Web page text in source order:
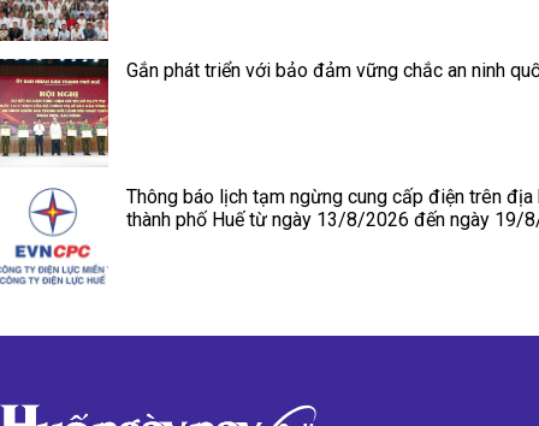
Gắn phát triển với bảo đảm vững chắc an ninh
Thông báo lịch tạm ngừng cung cấp điện trên địa
thành phố Huế từ ngày 13/8/2026 đến ngày 19/